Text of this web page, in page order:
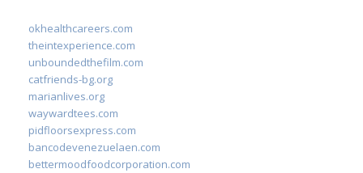
okhealthcareers.com
theintexperience.com
unboundedthefilm.com
catfriends-bg.org
marianlives.org
waywardtees.com
pidfloorsexpress.com
bancodevenezuelaen.com
bettermoodfoodcorporation.com